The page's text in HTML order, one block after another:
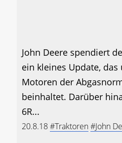
John Deere spendiert
ein kleines Update,
Motoren der
beinhaltet. Darüber
6R...
20.8.18#Traktoren#John